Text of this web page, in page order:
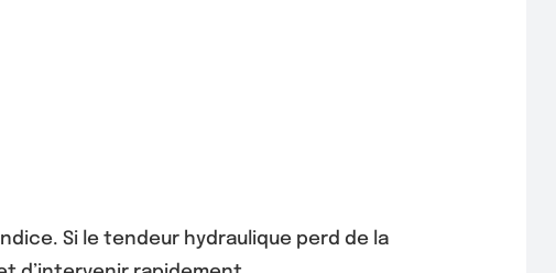
Si le tendeur hydraulique perd de la